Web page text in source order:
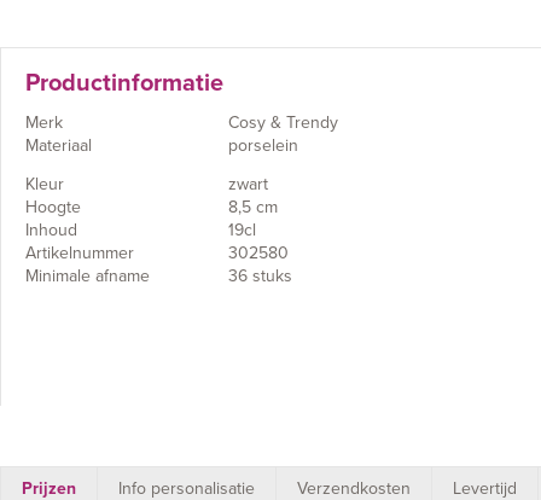
Productinformatie
Merk
Cosy & Trendy
Materiaal
porselein
Kleur
zwart
Hoogte
8,5 cm
Inhoud
19cl
Artikelnummer
302580
Minimale afname
36 stuks
Prijzen Info personalisatie Verzendkosten Levertijd